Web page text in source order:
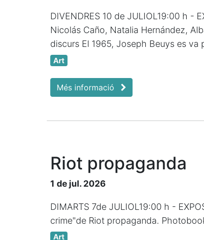
DIVENDRES 10 de JULIOL19:00 h -
Nicolás Caño, Natalia Hernández,
discurs El 1965, Joseph Beuys es va
Art
Més informació
Riot propaganda
1 de jul. 2026
DIMARTS 7de JULIOL19:00 h -
crime"de Riot propaganda.
Art